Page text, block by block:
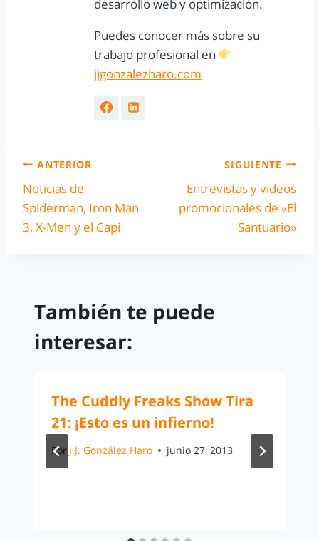
desarrollo web y optimización.
Puedes conocer más sobre su
trabajo profesional en
jjgonzalezharo.com
ANTERIOR
Noticias de
Spiderman, Iron Man
3, X-Men y el Capi
SIGUIENTE
Entrevistas y videos
promocionales de «El
Santuario»
También te puede
interesar:
The Cuddly Freaks Show Tira
21: ¡Esto es un infierno!
Por J.J. González Haro junio 27, 2013